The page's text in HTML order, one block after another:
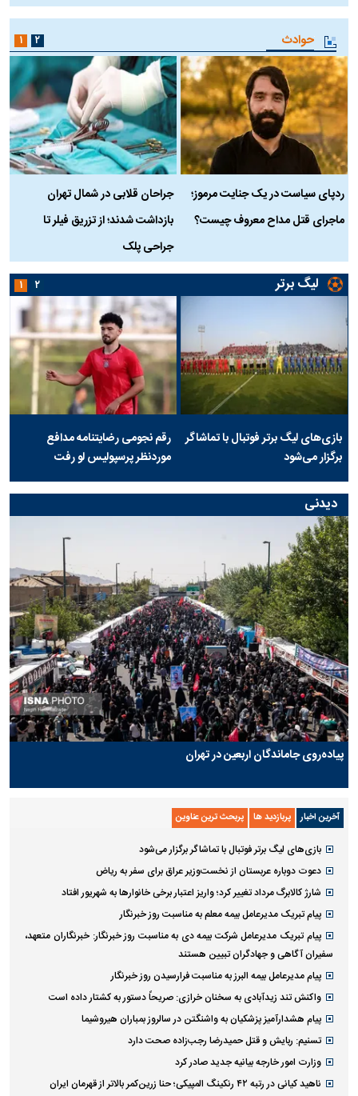
حوادث
ردپای سیاست در یک جنایت مرموز؛
ماجرای قتل مداح معروف چیست؟
جراحان قلابی در شمال تهران
بازداشت شدند؛ از تزریق فیلر تا
جراحی پلک
۱ ۲
لیگ برتر
بازی‌های لیگ برتر فوتبال با تماشاگر
برگزار می‌شود
رقم نجومی رضایتنامه مدافع
موردنظر پرسپولیس لو رفت
۱ ۲
دیدنی
پیاده‌روی جاماندگان اربعین در تهران
آخرین اخبار پربازدید ها پربحث ترین عناوین
بازی‌های لیگ برتر فوتبال با تماشاگر برگزار می‌شود
دعوت دوباره عربستان از نخست‌وزیر عراق برای سفر به ریاض
شارژ کالابرگ مرداد تغییر کرد؛ واریز اعتبار برخی خانوار‌ها به شهریور افتاد
پیام تبریک مدیرعامل بیمه معلم به مناسبت روز خبرنگار
پیام تبریک مدیرعامل شرکت بیمه دی به مناسبت روز خبرنگار: خبرنگاران متعهد،
سفیران آگاهی و جهادگران تبیین هستند
پیام مدیرعامل بیمه البرز به مناسبت فرارسیدن روز خبرنگار
واکنش تند زیدآبادی به سخنان خرازی: صریحاً دستور به کشتار داده است
پیام هشدارآمیز پزشکیان به واشنگتن در سالروز بمباران هیروشیما
تسنیم: ربایش و قتل حمیدرضا رجب‌زاده صحت دارد
وزارت امور خارجه بیانیه جدید صادر کرد
ناهید کیانی در رتبه ۴۲ رنکینگ المپیکی؛ حنا زرین‌کمر بالاتر از قهرمان ایران